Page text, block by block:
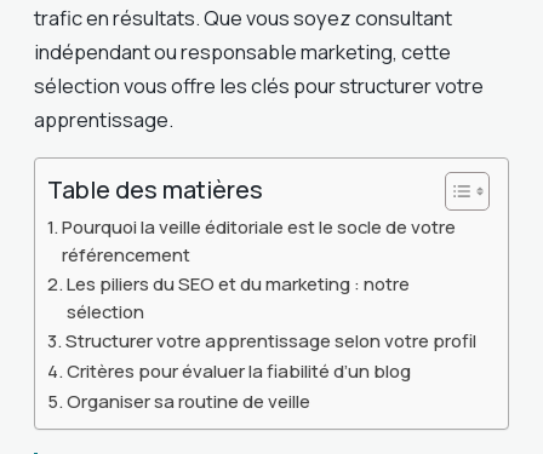
trafic en résultats. Que vous soyez consultant
indépendant ou responsable marketing, cette
sélection vous offre les clés pour structurer votre
apprentissage.
Table des matières
Pourquoi la veille éditoriale est le socle de votre
référencement
Les piliers du SEO et du marketing : notre
sélection
Structurer votre apprentissage selon votre profil
Critères pour évaluer la fiabilité d’un blog
Organiser sa routine de veille